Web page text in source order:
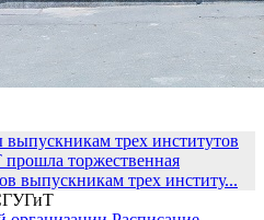
трех институтов
торжественная
выпускникам трех институ...